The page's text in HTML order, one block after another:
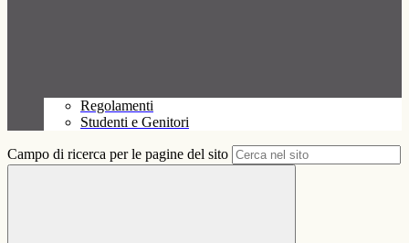
Regolamenti
Studenti e Genitori
Campo di ricerca per le pagine del sito